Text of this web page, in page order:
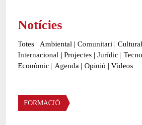
Notícies
Totes | Ambiental | Comunitari | Cultural
Internacional | Projectes | Jurídic |
Econòmic | Agenda | Opinió | Vídeos
Àmbit de la notícia
FORMACIÓ